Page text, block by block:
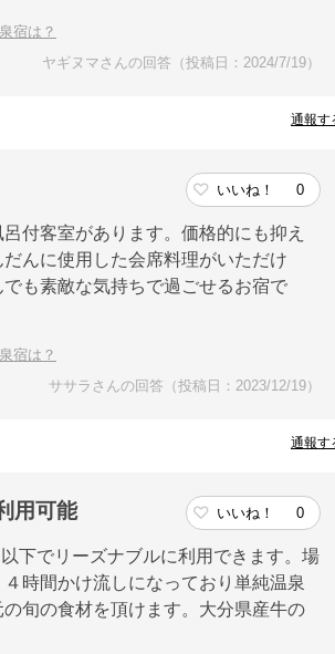
宿は？
ヤギヌマさんの回答（投稿日：2024/7/19）
通報す
いいね！ 0
付客室があります。価格的にも抑え
んに使用した会席料理がいただけ
も素敵な気持ちで過ごせるお宿で
宿は？
ササラさんの回答（投稿日：2023/12/19）
通報す
用可能 いいね！ 0
下でリーズナブルに利用できます。場
時間かけ流しになっており単純温泉
旬の食材を頂けます。大分県産牛の